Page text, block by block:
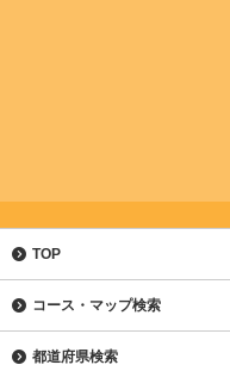
TOP
コース・マップ検索
都道府県検索